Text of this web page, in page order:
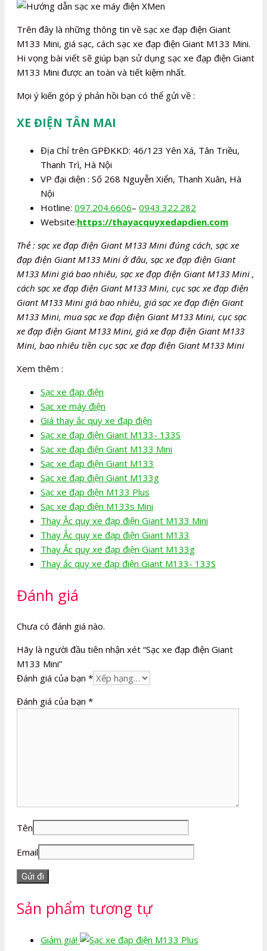
Trên đây là những thông tin về sạc xe đạp điện Giant
M133 Mini, giá sạc, cách sạc xe đạp điện Giant M133 Mini.
Hi vọng bài viết sẽ giúp bạn sử dụng sạc xe đạp điện Giant
M133 Mini được an toàn và tiết kiệm nhất.
Mọi ý kiến góp ý phản hồi bạn có thể gửi về :
XE ĐIỆN TÂN MAI
Địa Chỉ trên GPĐKKD: 46/123 Yên Xá, Tân Triều,
Thanh Trì, Hà Nội
VP đại diện : Số 268 Nguyễn Xiển, Thanh Xuân, Hà
Nội
Hotline: 097.204.6606– 0943.322.282
Website:https://thayacquyxedapdien.com
Thẻ : sạc xe đạp điện Giant M133 Mini đúng cách, sạc xe
đạp điện Giant M133 Mini ở đâu, sạc xe đạp điện Giant
M133 Mini giá bao nhiêu, sạc xe đạp điện Giant M133 Mini ,
cách sạc xe đạp điện Giant M133 Mini, cục sạc xe đạp điện
Giant M133 Mini giá bao nhiêu, giá sạc xe đạp điện Giant
M133 Mini, mua sạc xe đạp điện Giant M133 Mini, cục sạc
xe đạp điện Giant M133 Mini, giá xe đạp điện Giant M133
Mini, bao nhiêu tiền cục sạc xe đạp điện Giant M133 Mini
Xem thêm :
Sạc xe đạp điện
Sạc xe máy điện
Giá thay ắc quy xe đạp điện
Sạc xe đạp điện Giant M133- 133S
Sạc xe đạp điện Giant M133 Mini
Sạc xe đạp điện Giant M133
Sạc xe đạp điện Giant M133g
Sạc xe đạp điện M133 Plus
Sạc xe đạp điện M133s Mini
Thay Ắc quy xe đạp điện Giant M133 Mini
Thay Ắc quy xe đạp điện Giant M133
Thay Ắc quy xe đạp điện Giant M133g
Thay ắc quy xe đạp điện Giant M133- 133S
Đánh giá
Chưa có đánh giá nào.
Hãy là người đầu tiên nhận xét “Sạc xe đạp điện Giant
M133 Mini”
Đánh giá của bạn *
Đánh giá của bạn *
Tên
Email
Sản phẩm tương tự
Giảm giá!